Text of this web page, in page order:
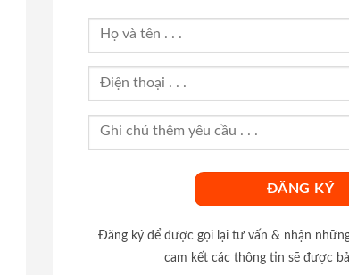
Đăng ký để được gọi lại tư vấn & nhận
cam kết các thông tin sẽ được